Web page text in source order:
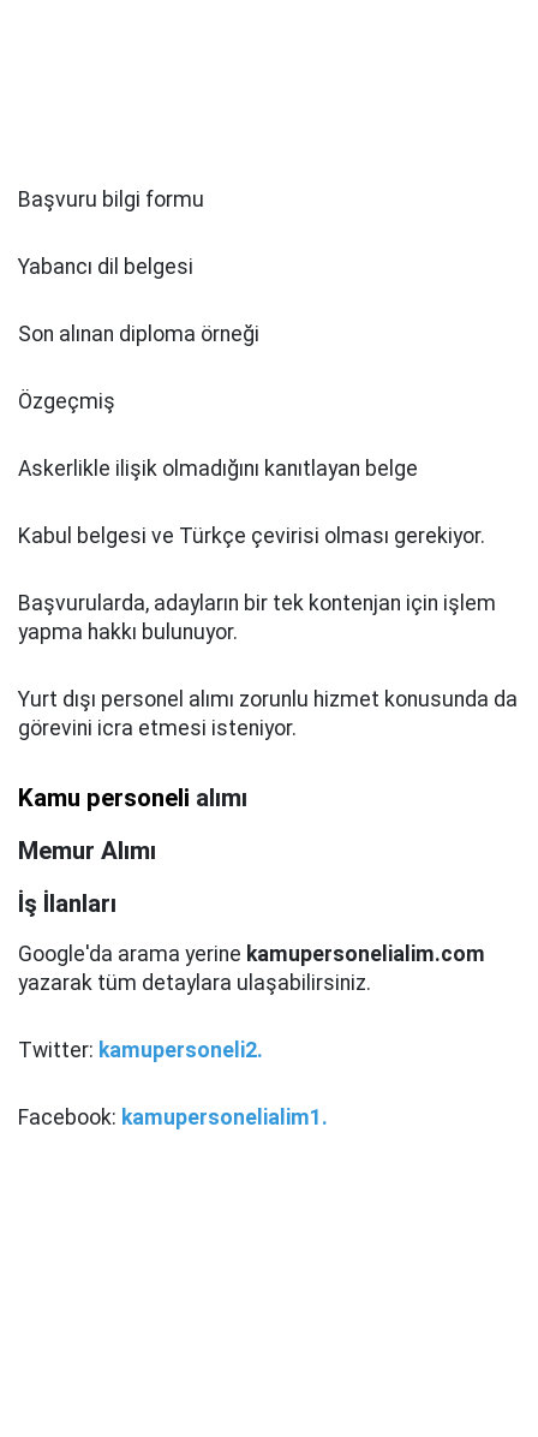
Başvuru bilgi formu
Yabancı dil belgesi
Son alınan diploma örneği
Özgeçmiş
Askerlikle ilişik olmadığını kanıtlayan belge
Kabul belgesi ve Türkçe çevirisi olması gerekiyor.
Başvurularda, adayların bir tek kontenjan için işlem
yapma hakkı bulunuyor.
Yurt dışı personel alımı zorunlu hizmet konusunda da
görevini icra etmesi isteniyor.
Kamu personeli alımı
Memur Alımı
İş İlanları
Google'da arama yerine kamupersonelialim.com
yazarak tüm detaylara ulaşabilirsiniz.
Twitter: kamupersoneli2.
Facebook: kamupersonelialim1.